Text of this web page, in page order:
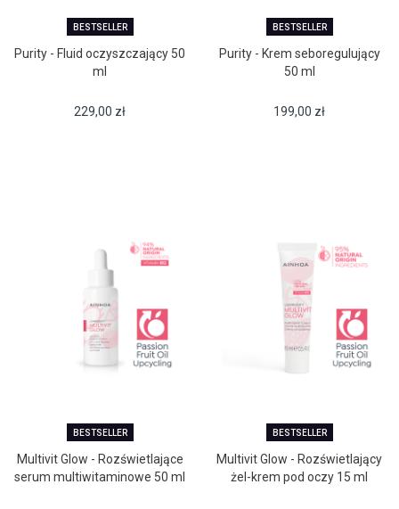
BESTSELLER
Purity - Fluid oczyszczający 50
ml
229,00 zł
BESTSELLER
Purity - Krem seboregulujący
50 ml
199,00 zł
BESTSELLER
Multivit Glow - Rozświetlające
serum multiwitaminowe 50 ml
BESTSELLER
Multivit Glow - Rozświetlający
żel-krem pod oczy 15 ml